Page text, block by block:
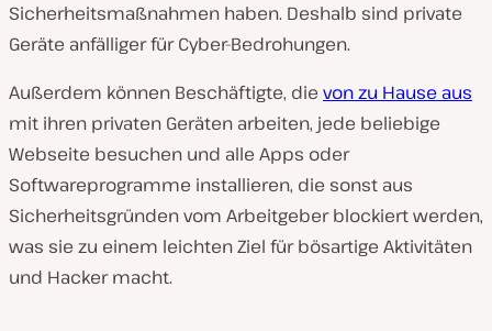
Sicherheitsmaßnahmen haben. Deshalb sind private
Geräte anfälliger für Cyber-Bedrohungen.
Außerdem können Beschäftigte, die von zu Hause aus
mit ihren privaten Geräten arbeiten, jede beliebige
Webseite besuchen und alle Apps oder
Softwareprogramme installieren, die sonst aus
Sicherheitsgründen vom Arbeitgeber blockiert werden,
was sie zu einem leichten Ziel für bösartige Aktivitäten
und Hacker macht.